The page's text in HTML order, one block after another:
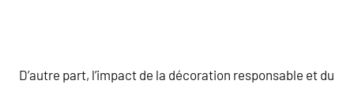
D’autre part, l’impact de la décoration responsable et du